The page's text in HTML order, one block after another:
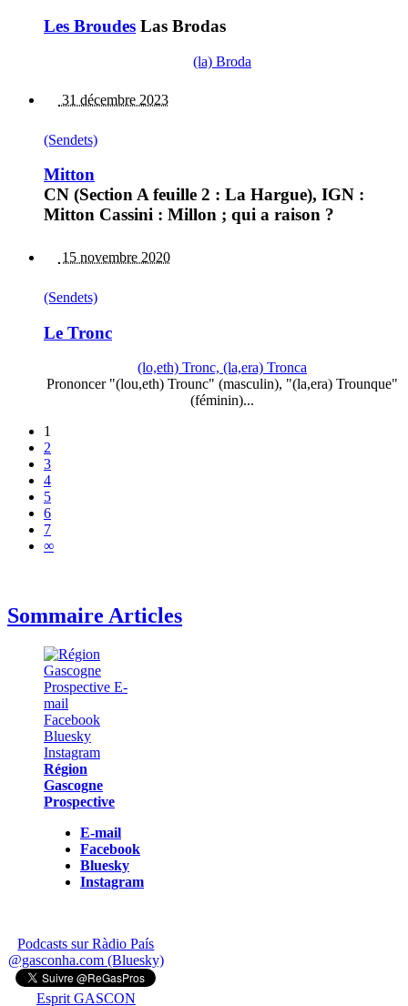
Les Broudes Las Brodas
(la) Broda
31 décembre 2023
(Sendets)
Mitton
CN (Section A feuille 2 : La Hargue), IGN :
Mitton Cassini : Millon ; qui a raison ?
15 novembre 2020
(Sendets)
Le Tronc
(lo,eth) Tronc, (la,era) Tronca
Prononcer "(lou,eth) Trounc" (masculin), "(la,era) Trounque"
(féminin)...
1
2
3
4
5
6
7
∞
Sommaire Articles
Région
Gascogne
Prospective
E-mail
Facebook
Bluesky
Instagram
Podcasts sur Ràdio País
@gasconha.com (Bluesky)
Esprit GASCON